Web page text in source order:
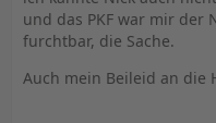
und das PKF war mir der
furchtbar, die Sache.
Auch mein Beileid an die